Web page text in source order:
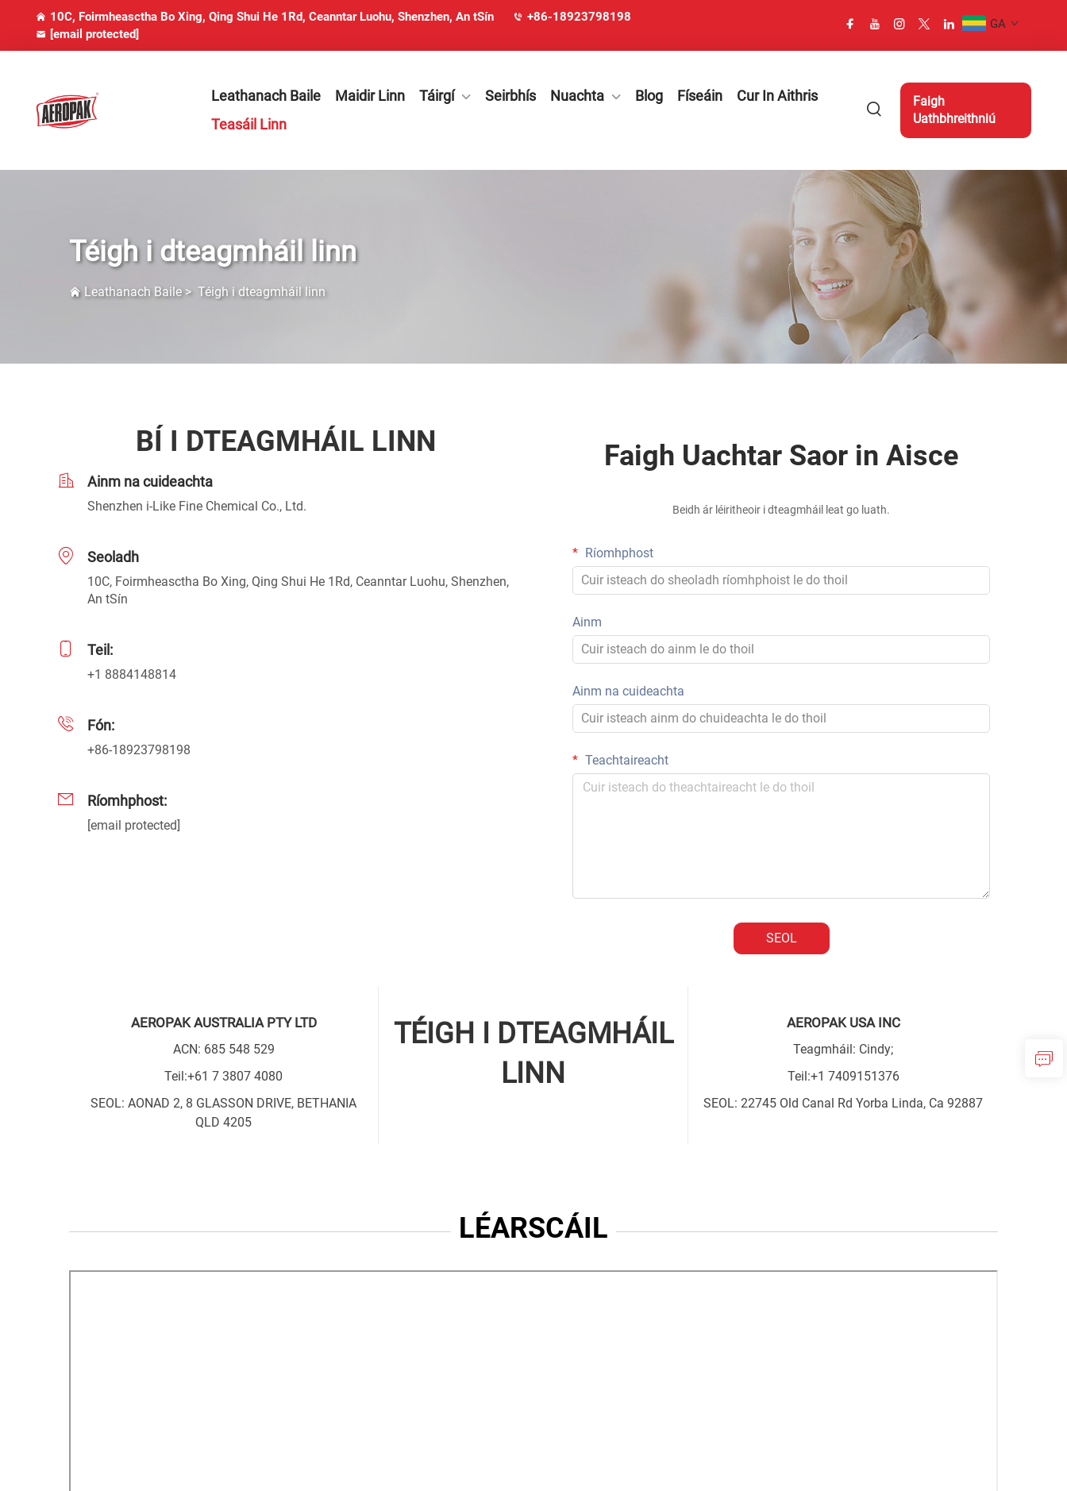
10C, Foirmheasctha Bo Xing, Qing Shui He 1Rd, Ceanntar Luohu, Shenzhen, An tSín
+86-18923798198
[email protected]
GA
Leathanach Baile Maidir Linn Táirgí Seirbhís Nuachta Blog Físeáin
Cur In Aithris
Teasáil Linn
Faigh
Uathbhreithniú
Téigh i dteagmháil linn
Leathanach Baile> Téigh i dteagmháil linn
BÍ I DTEAGMHÁIL LINN
Ainm na cuideachta
Shenzhen i-Like Fine Chemical Co., Ltd.
Seoladh
10C, Foirmheasctha Bo Xing, Qing Shui He 1Rd, Ceanntar Luohu, Shenzhen,
An tSín
Teil:
+1 8884148814
Fón:
+86-18923798198
Ríomhphost:
[email protected]
Faigh Uachtar Saor in Aisce
Beidh ár léiritheoir i dteagmháil leat go luath.
Ríomhphost
Ainm
Ainm na cuideachta
Teachtaireacht
SEOL
AEROPAK AUSTRALIA PTY LTD
ACN: 685 548 529
Teil:+61 7 3807 4080
SEOL: AONAD 2, 8 GLASSON DRIVE, BETHANIA
QLD 4205
TÉIGH I DTEAGMHÁIL
LINN
AEROPAK USA INC
Teagmháil: Cindy;
Teil:+1 7409151376
SEOL: 22745 Old Canal Rd Yorba Linda, Ca 92887
LÉARSCÁIL